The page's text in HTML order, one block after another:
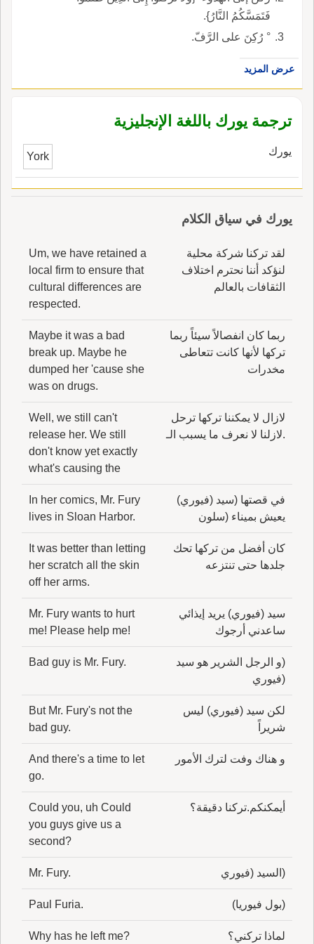
فَتَمَسَّكُمُ النَّارُ}.
° رُكِنَ على الرَّفّ.
عرض المزيد
ترجمة يورك باللغة الإنجليزية
يورك York
يورك في سياق الكلام
لقد تركنا شركة محلية
لنؤكد أننا نحترم اختلاف
الثقافات بالعالم
Um, we have retained a
local firm to ensure that
cultural differences are
respected.
ربما كان انفصالاً سيئاً ربما
تركها لأنها كانت تتعاطى
مخدرات
Maybe it was a bad
break up. Maybe he
dumped her 'cause she
was on drugs.
لازال لا يمكننا تركها ترحل
.لازلنا لا نعرف ما يسبب الـ
Well, we still can't
release her. We still
don't know yet exactly
what's causing the
في قصتها (سيد (فيوري)
يعيش بميناء (سلون
In her comics, Mr. Fury
lives in Sloan Harbor.
كان أفضل من تركها تحك
جلدها حتى تنتزعه
It was better than letting
her scratch all the skin
off her arms.
سيد (فيوري) يريد إيذائي
ساعدني أرجوك
Mr. Fury wants to hurt
me! Please help me!
(و الرجل الشرير هو سيد
(فيوري
Bad guy is Mr. Fury.
لكن سيد (فيوري) ليس
شريراً
But Mr. Fury's not the
bad guy.
و هناك وفت لترك الأمور
And there's a time to let
go.
أيمكنكم.تركنا دقيقة؟
Could you, uh Could
you guys give us a
second?
(السيد (فيوري Mr. Fury.
(بول فيوريا) Paul Furia.
لماذا تركني؟ Why has he left me?